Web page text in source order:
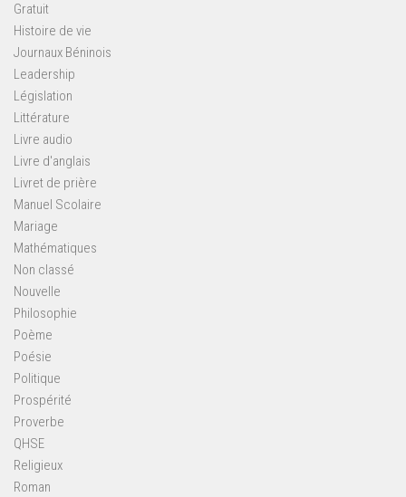
Gratuit
Histoire de vie
Journaux Béninois
Leadership
Législation
Littérature
Livre audio
Livre d'anglais
Livret de prière
Manuel Scolaire
Mariage
Mathématiques
Non classé
Nouvelle
Philosophie
Poème
Poésie
Politique
Prospérité
Proverbe
QHSE
Religieux
Roman